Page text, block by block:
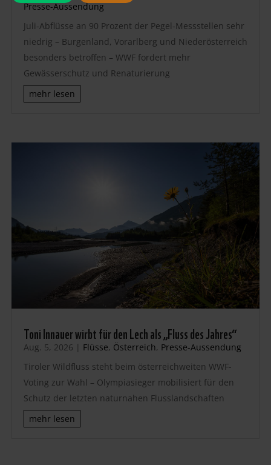
Presse-Aussendung
Juli-Abflüsse an 90 Prozent der Pegel-Messstellen sehr
niedrig – Burgenland, Vorarlberg und Niederösterreich
besonders betroffen – WWF fordert mehr
Gewässerschutz und Renaturierung
mehr lesen
Toni Innauer wirbt für den Lech als „Fluss des Jahres“
Aug. 5, 2026 | Flüsse, Österreich, Presse-Aussendung
Tiroler Wildfluss steht beim österreichweiten WWF-
Voting zur Wahl – Olympiasieger mobilisiert für den
Schutz der letzten naturnahen Flusslandschaften
mehr lesen